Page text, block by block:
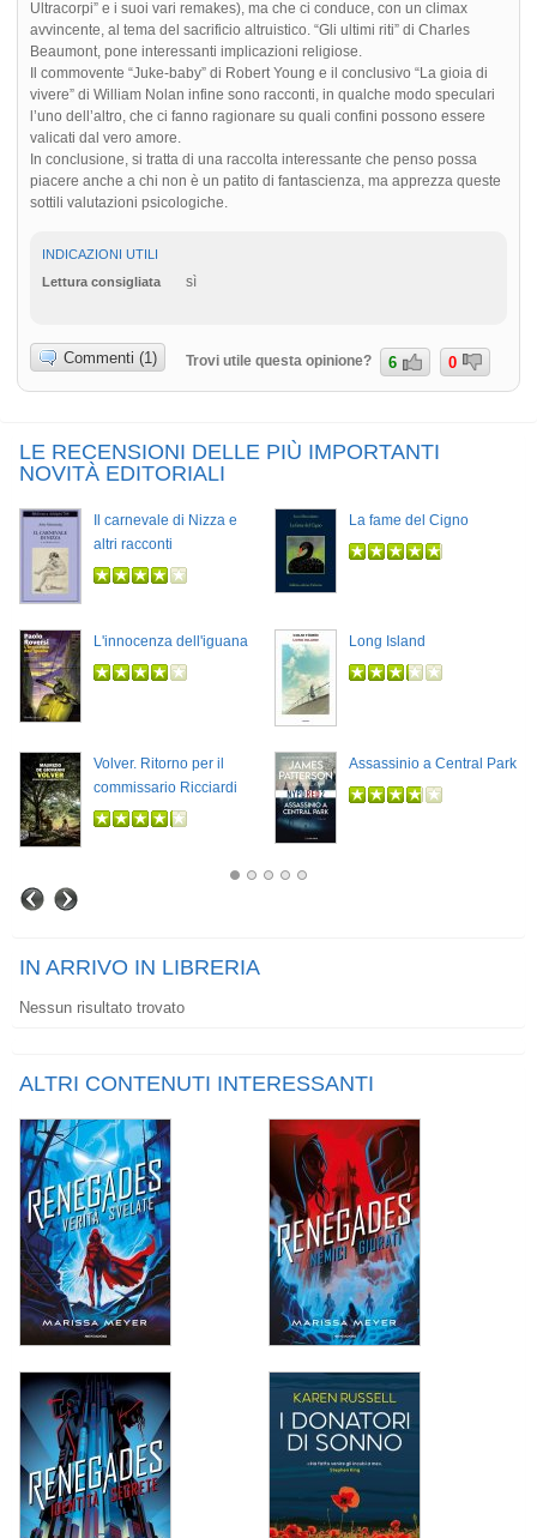
Ultracorpi” e i suoi vari remakes), ma che ci conduce, con un climax
avvincente, al tema del sacrificio altruistico. “Gli ultimi riti” di Charles
Beaumont, pone interessanti implicazioni religiose.
Il commovente “Juke-baby” di Robert Young e il conclusivo “La gioia di
vivere” di William Nolan infine sono racconti, in qualche modo speculari
l’uno dell’altro, che ci fanno ragionare su quali confini possono essere
valicati dal vero amore.
In conclusione, si tratta di una raccolta interessante che penso possa
piacere anche a chi non è un patito di fantascienza, ma apprezza queste
sottili valutazioni psicologiche.
INDICAZIONI UTILI
Lettura consigliata
sì
Commenti (1) Trovi utile questa opinione? 6 0
LE RECENSIONI DELLE PIÙ IMPORTANTI
NOVITÀ EDITORIALI
Il carnevale di Nizza e
altri racconti
La fame del Cigno
L'innocenza dell'iguana Long Island
Volver. Ritorno per il
commissario Ricciardi
Assassinio a Central Park
IN ARRIVO IN LIBRERIA
Nessun risultato trovato
ALTRI CONTENUTI INTERESSANTI